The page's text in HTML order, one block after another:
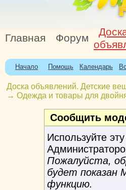
Главная Форум
Начало Помощь Календарь
Доска объявлений. Детские
→ Одежда и товары для
Сообщить
Используйте
Пожалуйста,
будет показан
функцию.